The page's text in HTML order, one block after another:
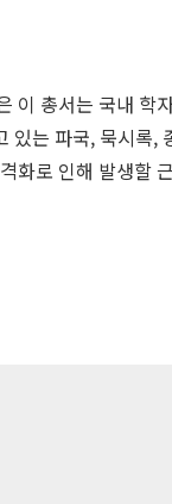
이 총서는 국내 학
는 파국, 묵시록,
화로 인해 발생할